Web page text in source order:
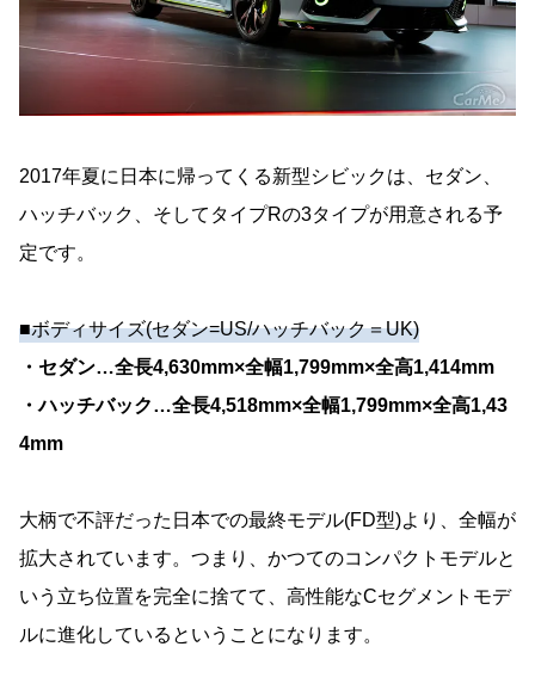
2017年夏に日本に帰ってくる新型シビックは、セダン、
ハッチバック、そしてタイプRの3タイプが用意される予
定です。
■ボディサイズ(セダン=US/ハッチバック＝UK)
・セダン…全長4,630mm×全幅1,799mm×全高1,414mm
・ハッチバック…全長4,518mm×全幅1,799mm×全高1,43
4mm
大柄で不評だった日本での最終モデル(FD型)より、全幅が
拡大されています。つまり、かつてのコンパクトモデルと
いう立ち位置を完全に捨てて、高性能なCセグメントモデ
ルに進化しているということになります。